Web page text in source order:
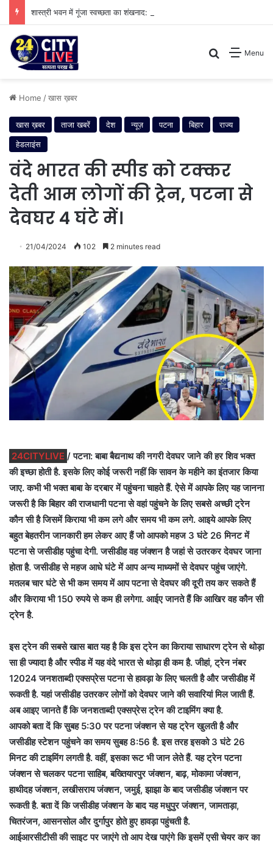
Menu
Search for
Home /खास ख़बर
खास ख़बर ताजा खबरें देश न्यूज़ पटना बिहार
राज्य
हेडलाइंस
वंदे भारत की स्पीड को टक्कर
देती आम लोगों की ट्रेन, पटना से
देवघर 4 घंटे में।
21/04/2024 102 2 minutes read
24CITYLIVE / पटना: बाबा बैद्यनाथ की नगरी देवघर जाने की हर शिव भक्त
की इच्छा होती है. इसके लिए कोई जरूरी नहीं कि सावन के महीने का इंतजार किया
जाए. कभी भी भक्त बाबा के दरबार में पहुंचना चाहते हैं. ऐसे में आपके लिए यह जानना
जरूरी है कि बिहार की राजधानी पटना से वहां पहुंचने के लिए सबसे अच्छी ट्रेन
कौन सी है जिसमें किराया भी कम लगे और समय भी कम लगे. आइये आपके लिए
बहुत बेहतरीन जानकारी हम लेकर आए हैं जो आपको महज 3 घंटे 26 मिनट में
पटना से जसीडीह पहुंचा देगी. जसीडीह वह जंक्शन है जहां से उतरकर देवघर जाना
होता है. जसीडीह से महज आधे घंटे में आप अन्य माध्यमों से देवघर पहुंच जाएंगे.
मतलब चार घंटे से भी कम समय में आप पटना से देवघर की दूरी तय कर सकते हैं
और किराया भी 150 रुपये से कम ही लगेगा. आईए जानते हैं कि आखिर वह कौन सी
ट्रेन है.
इस ट्रेन की सबसे खास बात यह है कि इस ट्रेन का किराया साधारण ट्रेन से थोड़ा
सा ही ज्यादा है और स्पीड में यह वंदे भारत से थोड़ा ही कम है. जीहां, ट्रेन नंबर
12024 जनशताब्दी एक्सप्रेस पटना से हावड़ा के लिए चलती है और जसीडीह में
रूकती है. यहां जसीडीह उतरकर लोगों को देवघर जाने की सवारियां मिल जाती हैं.
अब आइए जानते हैं कि जनशताब्दी एक्सप्रेस ट्रेन की टाइमिंग क्या है.
आपको बता दें कि सुबह 5:30 पर पटना जंक्शन से यह ट्रेन खुलती है और
जसीडीह स्टेशन पहुंचने का समय सुबह 8:56 है. इस तरह इसको 3 घंटे 26
मिनट की टाइमिंग लगती है. वहीं, इसका रूट भी जान लेते हैं. यह ट्रेन पटना
जंक्शन से चलकर पटना साहिब, बख्तियारपुर जंक्शन, बाढ़, मोकामा जंक्शन,
हाथीदह जंक्शन, लखीसराय जंक्शन, जमुई, झाझा के बाद जसीडीह जंक्शन पर
रूकती है. बता दें कि जसीडीह जंक्शन के बाद यह मधुपुर जंक्शन, जामताड़ा,
चितरंजन, आसनसोल और दुर्गापुर होते हुए हावड़ा पहुंचती है.
आईआरसीटीसी की साइट पर जाएंगे तो आप देख पाएंगे कि इसमें एसी चेयर कर का